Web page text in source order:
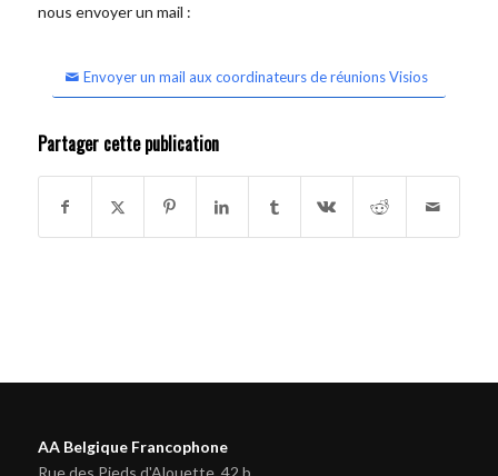
nous envoyer un mail :
Envoyer un mail aux coordinateurs de réunions Visios
Partager cette publication
AA Belgique Francophone
Rue des Pieds d'Alouette, 42 b